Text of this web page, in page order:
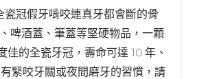
瓷冠假牙啃咬連真牙都會斷的骨
啤酒蓋、筆蓋等堅硬物品，一顆
佳的全瓷牙冠，壽命可達 10 年、
緊咬牙關或夜間磨牙的習慣，請